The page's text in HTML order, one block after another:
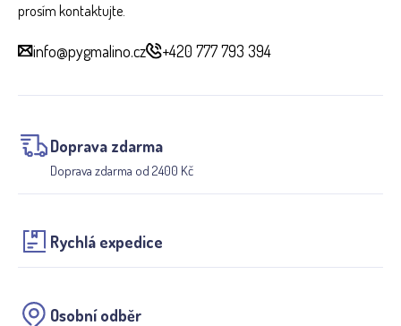
prosím kontaktujte.
info@pygmalino.cz +420 777 793 394
Doprava zdarma
Doprava zdarma od 2400 Kč
Rychlá expedice
Osobní odběr